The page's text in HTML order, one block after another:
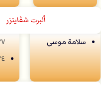
ألبرت شڤايتزر
سلامة موسى